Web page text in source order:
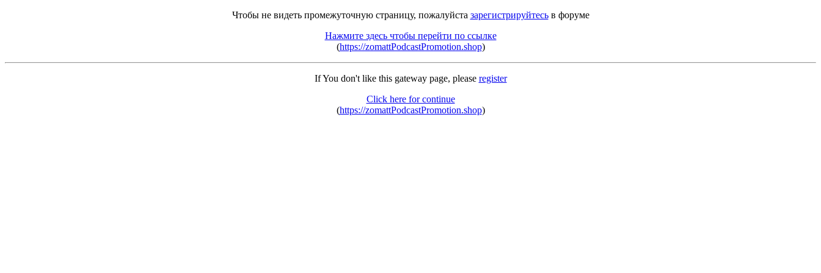
Чтобы не видеть промежуточную страницу, пожалуйста зарегистрируйтесьв форуме
Нажмите здесь чтобы перейти по ссылке
(https://zomattPodcastPromotion.shop)
If You don't like this gateway page, please register
Click here for continue
(https://zomattPodcastPromotion.shop)